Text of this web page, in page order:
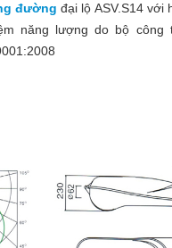
đường đại lộ ASV.S14 với
năng lượng do bộ công